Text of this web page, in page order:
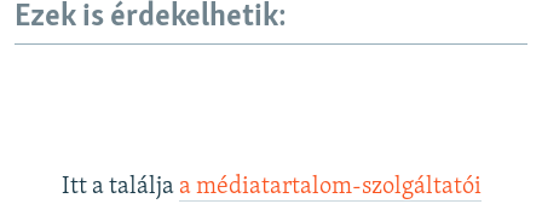
Ezek is érdekelhetik:
Itt a találja a médiatartalom-szolgáltatói